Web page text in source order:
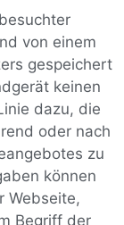
von einem
gespeichert
keinen
dazu, die
oder nach
zu
können
Webseite,
Begriff der